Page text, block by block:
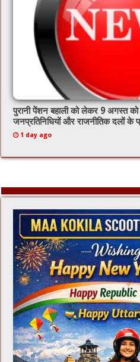
पुरानी पेंशन बहाली को लेकर 9 अगस्त
जनप्रतिनिधियों और राजनीतिक दलों के
1 day ago